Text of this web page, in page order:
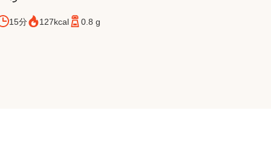
15分 127kcal 0.8 g